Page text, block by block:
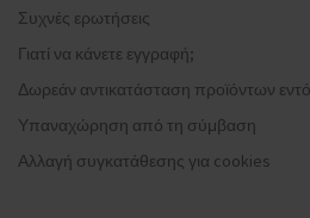
Συχνές ερωτήσεις
Γιατί να κάνετε εγγραφή;
Δωρεάν αντικατάσταση προϊόντων
Υπαναχώρηση από τη σύμβαση
Αλλαγή συγκατάθεσης για cookies